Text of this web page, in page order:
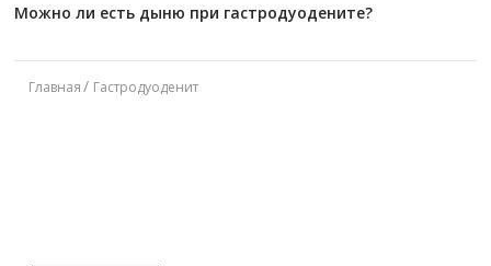
Можно ли есть дыню при гастродуодените?
Главная Гастродуоденит